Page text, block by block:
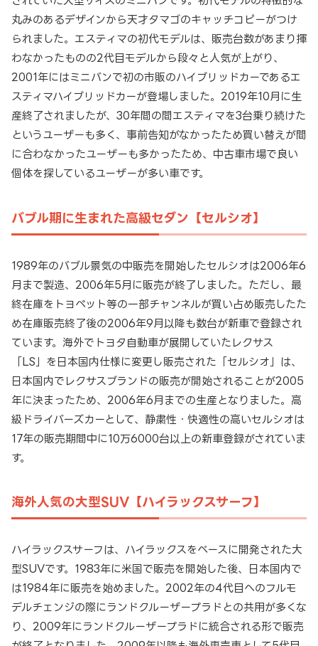
丸みのあるデザインから天才タマゴのキャッチコピーがつけ
られました。エスティマの初代モデルは、販売台数があまり揮
わなかったものの2代目モデルから段々と人気が上がり、
2001年にはミニバンで初の市販のハイブリッドカーであるエ
スティマハイブリッドカーが登場しました。2019年10月に生
産終了されましたが、30年間の間エスティマを3台乗り続けた
というユーザーも多く、事前告知がなかったため買い替えが間
に合わなかったユーザーも多かったため、中古車市場で良い
個体を探しているユーザーが多い車です。
バブル期に生まれた高級セダン【セルシオ】
1989年のバブル景気の中販売を開始したセルシオは2006年6
月まで製造、2006年5月に販売が終了しました。ただし、最
終在庫をトヨペット等の一部チャンネルが買い占め販売したた
め在庫販売終了後の2006年9月以降も数台が新車で登録され
ています。海外でトヨタ自動車が展開していたレクサス
「LS」を日本国内仕様に変更し販売された「セルシオ」は、
日本国内でレクサスブランドの販売が開始されることが2005
年に決まったため、2006年6月までの生産となりました。高
級ドライバーズカーとして、静粛性・快適性の高いセルシオは
17年の販売期間中に10万6000台以上の新車登録がされていま
す。
海外人気の大型SUV【ハイラックスサーフ】
ハイラックスサーフは、ハイラックスをベースに開発された大
型SUVです。1983年に米国で販売を開始した後、日本国内で
は1984年に販売を始めました。2002年の4代目へのフルモ
デルチェンジの際にランドクルーザープラドとの共用が多くな
り、2009年にランドクルーザープラドに統合される形で販売